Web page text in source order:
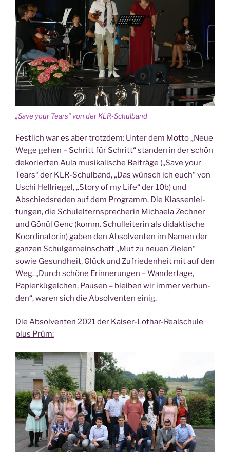
„Save your Tears” von der KLR-Schulband
Fest­lich war es aber trotz­dem: Unter dem Mot­to „Neue
Wege gehen – Schritt für Schritt“ stan­den in der schön
deko­rier­ten Aula musi­ka­li­sche Bei­trä­ge („Save your
Tears“ der KLR-Schul­band, „Das wünsch ich euch“ von
Uschi Hell­rie­gel, „Sto­ry of my Life“ der 10b) und
Abschieds­re­den auf dem Pro­gramm. Die Klas­sen­lei­
tun­gen, die Schul­el­tern­spre­che­rin Michae­la Zech­ner
und Gönül Genc (komm. Schul­lei­te­rin als didak­ti­sche
Koor­di­na­to­rin) gaben den Absol­ven­ten im Namen der
gan­zen Schul­ge­mein­schaft „Mut zu neu­en Zie­len“
sowie Gesund­heit, Glück und Zufrie­den­heit mit auf den
Weg. „Durch schö­ne Erin­ne­run­gen – Wan­der­ta­ge,
Papier­kü­gel­chen, Pau­sen – blei­ben wir immer ver­bun­
den“, waren sich die Absol­ven­ten einig.
Die Absol­ven­ten 2021 der Kai­ser-Lothar-Real­schu­le
plus Prüm: